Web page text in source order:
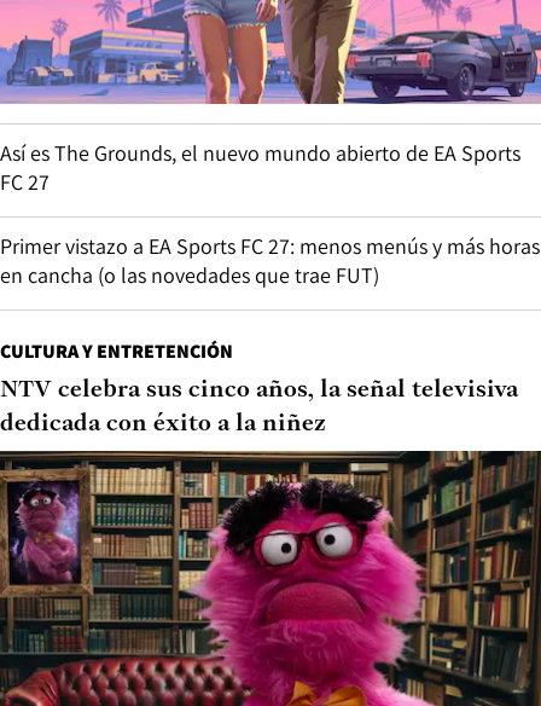
Así es The Grounds, el nuevo mundo abierto de EA Sports
FC 27
Primer vistazo a EA Sports FC 27: menos menús y más horas
en cancha (o las novedades que trae FUT)
CULTURA Y ENTRETENCIÓN
NTV celebra sus cinco años, la señal televisiva
dedicada con éxito a la niñez